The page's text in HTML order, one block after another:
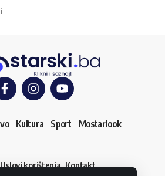
Kultura Sport Mostarlook
Uslovi korištenja Kontakt